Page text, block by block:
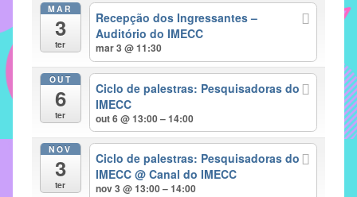
fortalecimento
sociais
profissionais
alunos,
professores
MAR
3
ter
Recepção dos Ingressantes –
Auditório do IMECC
mar 3 @ 11:30
OUT
6
ter
Ciclo de palestras: Pesquisadoras do
IMECC
out 6 @ 13:00 – 14:00
NOV
3
ter
Ciclo de palestras: Pesquisadoras do
IMECC@ Canal do IMECC
nov 3 @ 13:00 – 14:00